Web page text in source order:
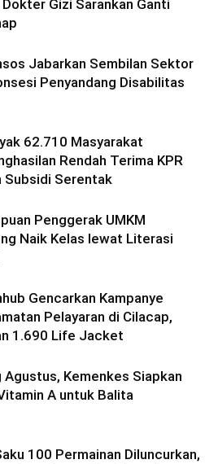
Dokter Gizi Sarankan Ganti
Jabarkan Sembilan Sektor
Penyandang Disabilitas
62.710 Masyarakat
Rendah Terima KPR
Subsidi Serentak
Penggerak UMKM
Naik Kelas lewat Literasi
Gencarkan Kampanye
Pelayaran di Cilacap,
1.690 Life Jacket
Agustus, Kemenkes Siapkan
A untuk Balita
100 Permainan Diluncurkan,